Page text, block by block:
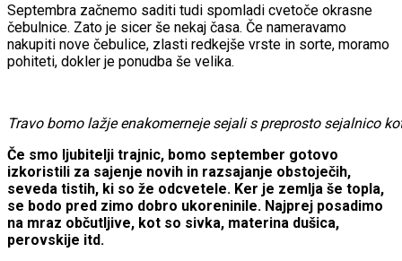
Septembra začnemo saditi tudi spomladi cvetoče okrasne
čebulnice. Zato je sicer še nekaj časa. Če nameravamo
nakupiti nove čebulice, zlasti redkejše vrste in sorte, moramo
pohiteti, dokler je ponudba še velika.
Travo bomo lažje enakomerneje sejali s preprosto sejalnico
Če smo ljubitelji trajnic, bomo september gotovo
izkoristili za sajenje novih in razsajanje obstoječih,
seveda tistih, ki so že odcvetele. Ker je zemlja še topla,
se bodo pred zimo dobro ukoreninile. Najprej posadimo
na mraz občutljive, kot so sivka, materina dušica,
perovskije itd.